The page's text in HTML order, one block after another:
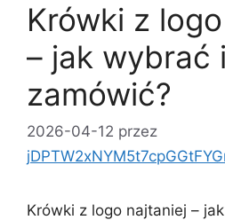
Krówki z
– jak wybrać
zamówić?
2026-04-12 przez
Krówki z logo najtaniej –